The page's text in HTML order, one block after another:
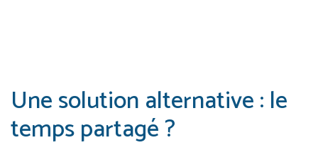
Une solution alternative : le
temps partagé ?